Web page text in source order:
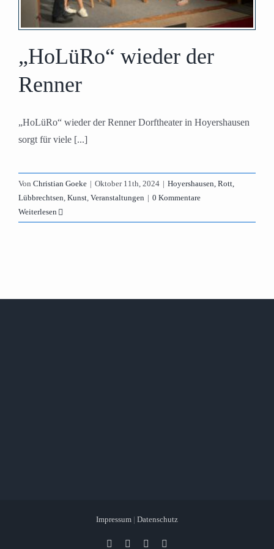
„HoLüRo“ wieder der
Renner
„HoLüRo“ wieder der Renner Dorftheater in Hoyershausen
sorgt für viele [...]
Von Christian Goeke | Oktober 11th, 2024 | Hoyershausen, Rott,
Lübbrechtsen, Kunst, Veranstaltungen | 0 Kommentare
Weiterlesen
Impressum | Datenschutz
Facebook Instagram